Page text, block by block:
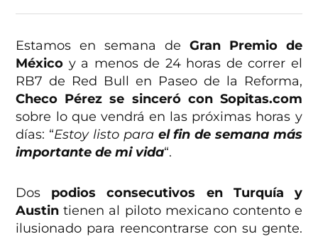
Estamos en semana de Gran Premio de
México y a menos de 24 horas de correr el
RB7 de Red Bull en Paseo de la Reforma,
Checo Pérez se sinceró con Sopitas.com
sobre lo que vendrá en las próximas horas y
días: “Estoy listo para el fin de semana más
importante de mi vida“.
Dos podios consecutivos en Turquía y
Austin tienen al piloto mexicano contento e
ilusionado para reencontrarse con su gente.